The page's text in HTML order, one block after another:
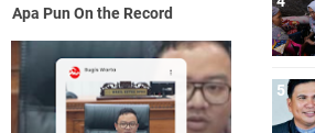
Apa Pun On the Record